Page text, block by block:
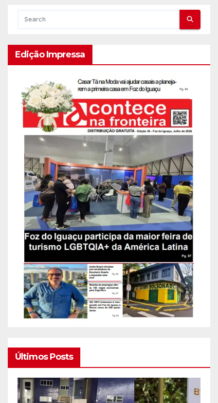
Edição Impressa
Últimos Posts